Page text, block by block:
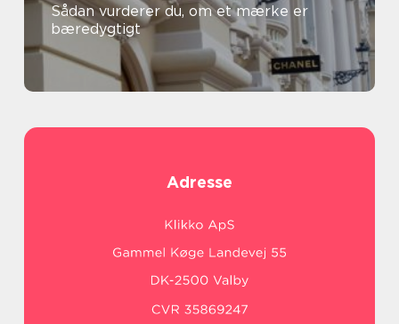
Sådan vurderer du, om et mærke er
bæredygtigt
Adresse